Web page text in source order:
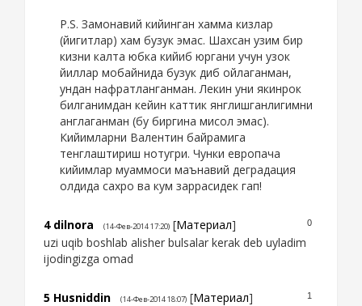
P.S. Замонавий кийинган хамма кизлар
(йигитлар) хам бузук эмас. Шахсан узим бир
кизни калта юбка кийиб юргани учун узок
йиллар мобайнида бузук диб ойлаганман,
ундан нафратланганман. Лекин уни якинрок
билганимдан кейин каттик янглишганлигимни
англаганман (бу биргина мисол эмас).
Кийимларни Валентин байрамига
тенглаштириш нотугри. Чунки европача
кийимлар муаммоси маънавий деградация
олдида сахро ва кум заррасидек гап!
0
4 dilnora (14-Фев-2014 17:20) [Материал]
uzi uqib boshlab alisher bulsalar kerak deb uyladim
ijodingizga omad
1
5 Husniddin (14-Фев-2014 18:07) [Материал]